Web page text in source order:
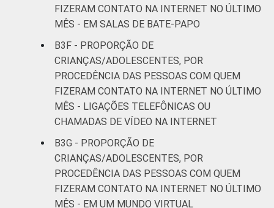
FIZERAM CONTATO NA INTERNET NO ÚLTIMO
MÊS - EM SALAS DE BATE-PAPO
B3F - PROPORÇÃO DE
CRIANÇAS/ADOLESCENTES, POR
PROCEDÊNCIA DAS PESSOAS COM QUEM
FIZERAM CONTATO NA INTERNET NO ÚLTIMO
MÊS - LIGAÇÕES TELEFÔNICAS OU
CHAMADAS DE VÍDEO NA INTERNET
B3G - PROPORÇÃO DE
CRIANÇAS/ADOLESCENTES, POR
PROCEDÊNCIA DAS PESSOAS COM QUEM
FIZERAM CONTATO NA INTERNET NO ÚLTIMO
MÊS - EM UM MUNDO VIRTUAL